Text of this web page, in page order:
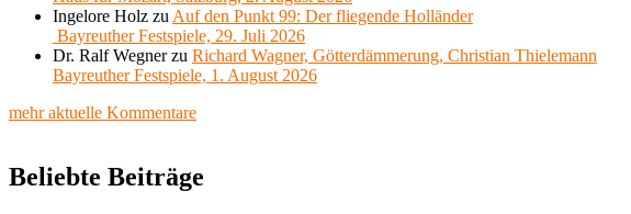
Ingelore Holz zu Auf den Punkt 99: Der fliegende Holländer
Bayreuther Festspiele, 29. Juli 2026
Dr. Ralf Wegnerzu Richard Wagner, Götterdämmerung, Christian Thielemann
Bayreuther Festspiele, 1. August 2026
mehr aktuelle Kommentare
Beliebte Beiträge